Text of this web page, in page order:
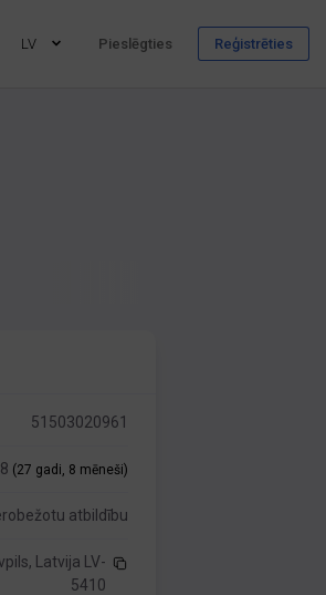
LV Pieslēgties Reģistrēties
51503020961
(27 gadi, 8 mēneši)
atbildību
Latvija LV-
5410